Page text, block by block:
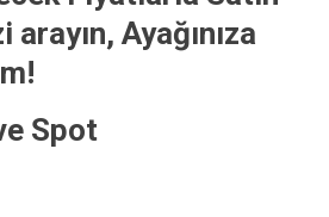
arayın, Ayağınıza
Spot